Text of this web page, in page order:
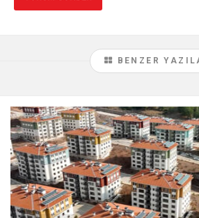
BENZER